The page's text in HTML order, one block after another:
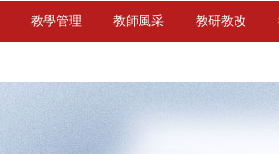
教學管理 教師風采 教研教改